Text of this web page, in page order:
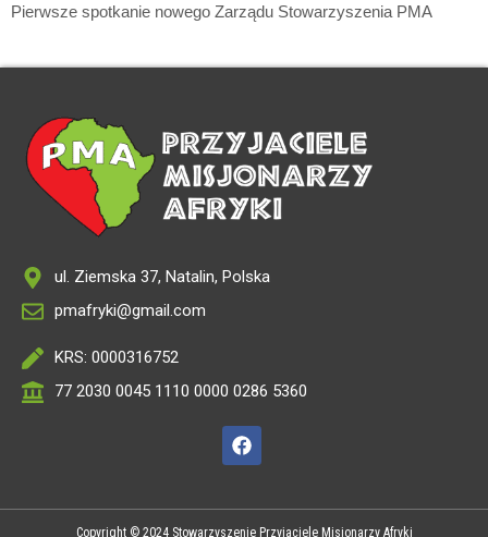
Pierwsze spotkanie nowego Zarządu Stowarzyszenia PMA
ul. Ziemska 37, Natalin, Polska
pmafryki@gmail.com
KRS: 0000316752
77 2030 0045 1110 0000 0286 5360
Copyright © 2024 Stowarzyszenie Przyjaciele Misjonarzy Afryki